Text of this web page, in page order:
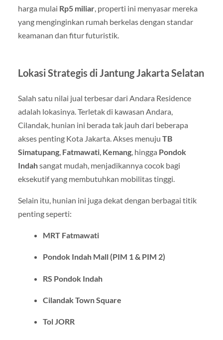
harga mulai Rp5 miliar, properti ini menyasar mereka
yang menginginkan rumah berkelas dengan standar
keamanan dan fitur futuristik.
Lokasi Strategis di Jantung Jakarta Selatan
Salah satu nilai jual terbesar dari Andara Residence
adalah lokasinya. Terletak di kawasan Andara,
Cilandak, hunian ini berada tak jauh dari beberapa
akses penting Kota Jakarta. Akses menuju TB
Simatupang, Fatmawati, Kemang, hingga Pondok
Indahsangat mudah, menjadikannya cocok bagi
eksekutif yang membutuhkan mobilitas tinggi.
Selain itu, hunian ini juga dekat dengan berbagai titik
penting seperti:
MRT Fatmawati
Pondok Indah Mall (PIM 1 & PIM 2)
RS Pondok Indah
Cilandak Town Square
Tol JORR